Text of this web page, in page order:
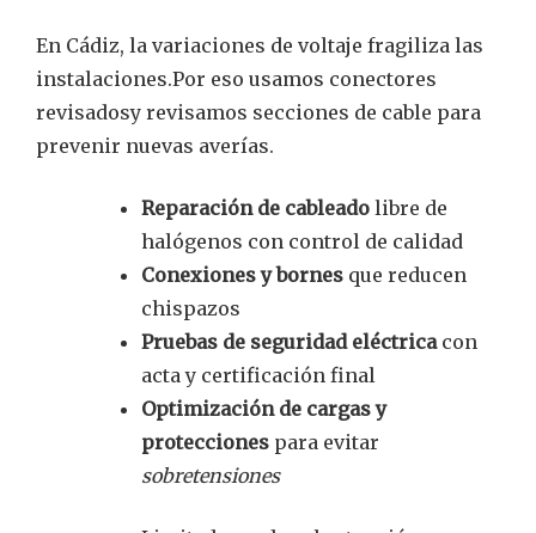
En Cádiz, la variaciones de voltaje fragiliza las
instalaciones.Por eso usamos conectores
revisadosy revisamos secciones de cable para
prevenir nuevas averías.
Reparación de cableado libre de
halógenos con control de calidad
Conexiones y bornes que reducen
chispazos
Pruebas de seguridad eléctricacon
acta y certificación final
Optimización de cargas y
protecciones para evitar
sobretensiones